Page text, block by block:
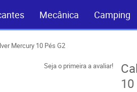
Mecânica Camping
Mercury 10 Pés G2
Seja o primeira a avaliar!